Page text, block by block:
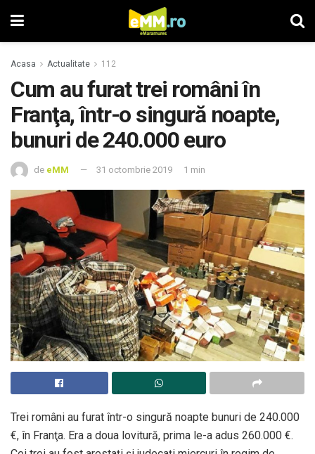
Acasa Actualitate 112
Cum au furat trei români în
Franţa, într-o singură noapte,
bunuri de 240.000 euro
de eMM 31 octombrie 2019 1 min
Trei români au furat într-o singură noapte bunuri de 240.000
€, în Franţa. Era a doua lovitură, prima le-a adus 260.000 €.